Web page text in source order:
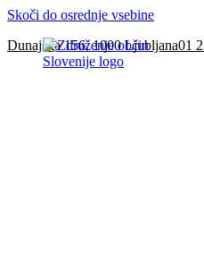
Skoči do osrednje vsebine
Dunajska 156, 1000 Ljubljana01